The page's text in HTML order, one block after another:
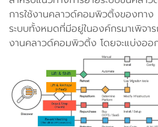
การใช้งานคลาวด์คอมพิวติ้งของทา
ระบบทั้งหมดที่มีอยู่ในองค์กรมาเพิจาร
งานคลาวด์คอมพิวติ้ง โดยจะแบ่งอ